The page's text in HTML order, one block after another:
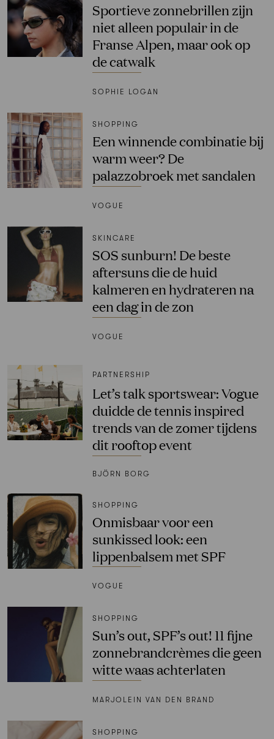
Sportieve zonnebrillen zijn
niet alleen populair in de
Franse Alpen, maar ook op
de catwalk
SOPHIE LOGAN
SHOPPING
Een winnende combinatie bij
warm weer? De
palazzobroek met sandalen
VOGUE
SKINCARE
SOS sunburn! De beste
aftersuns die de huid
kalmeren en hydrateren na
een dag in de zon
VOGUE
PARTNERSHIP
Let’s talk sportswear: Vogue
duidde de tennis inspired
trends van de zomer tijdens
dit rooftop event
BJÖRN BORG
SHOPPING
Onmisbaar voor een
sunkissed look: een
lippenbalsem met SPF
VOGUE
SHOPPING
Sun’s out, SPF’s out! 11 fijne
zonnebrandcrèmes die geen
witte waas achterlaten
MARJOLEIN VAN DEN BRAND
SHOPPING